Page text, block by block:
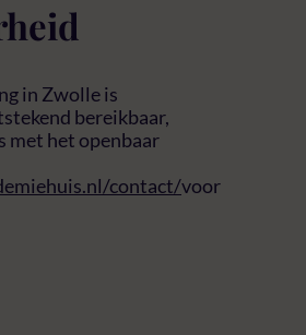
in Zwolle is
bereikbaar,
met het openbaar
contact/voor